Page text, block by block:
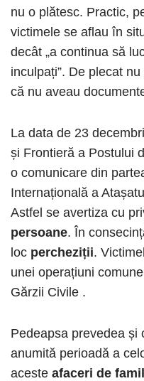
nu o plătesc. Practic,
victimele se aflau în
decât „a continua să
inculpați”. De plecat
că nu aveau
La data de 23
și Frontieră a Postului
o comunicare din
Internațională a
Astfel se avertiza cu
persoane. În
loc percheziții.
unei operațiuni
Gărzii Civile .
Pedeapsa prevedea și
anumită perioadă a
aceste afaceri de